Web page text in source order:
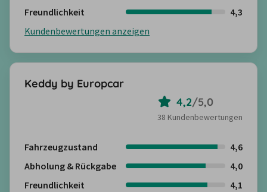
Freundlichkeit
4,3
Kundenbewertungen anzeigen
Keddy by Europcar
4,2/5,0
38 Kundenbewertungen
Fahrzeugzustand
4,6
Abholung & Rückgabe
4,0
Freundlichkeit
4,1